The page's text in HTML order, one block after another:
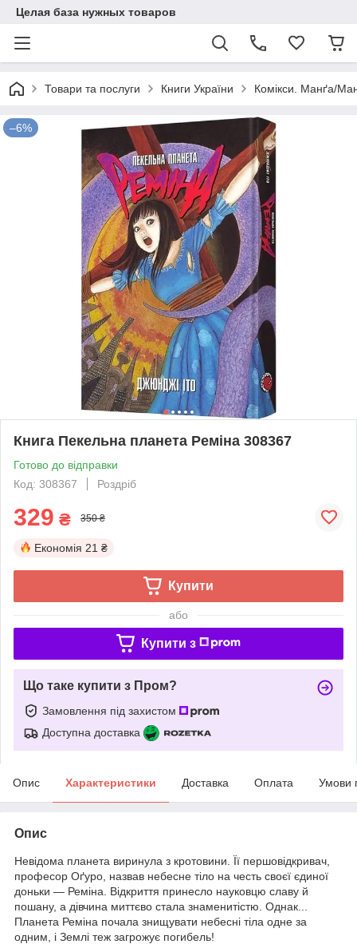
Целая база нужных товаров
Товари та послуги Книги України Комікси. Манґа/
–6%
Книга Пекельна планета Реміна 308367
Готово до відправки
Код: 308367
Роздріб
329 ₴ 350 ₴
Економія 21 ₴
Купити
або
Купити з
Що таке купити з Пром?
Замовлення під захистом
Доступна доставка
Опис Характеристики Доставка Оплата Умови
Опис
Невідома планета виринула з кротовини. Її першовідкривач,
професор Оґуро, назвав небесне тіло на честь своєї єдиної
доньки — Реміна. Відкриття принесло науковцю славу й
пошану, а дівчина миттєво стала знаменитістю. Однак...
Планета Реміна почала знищувати небесні тіла одне за
одним, і Землі теж загрожує погибель!